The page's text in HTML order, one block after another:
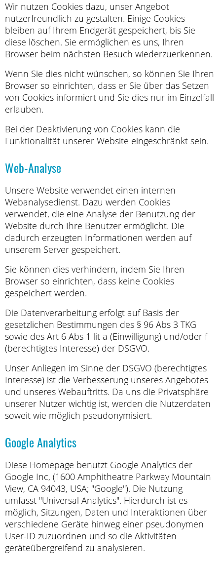
Wir nutzen Cookies dazu, unser Angebot
nutzerfreundlich zu gestalten. Einige Cookies
bleiben auf Ihrem Endgerät gespeichert, bis Sie
diese löschen. Sie ermöglichen es uns, Ihren
Browser beim nächsten Besuch wiederzuerkennen.
Wenn Sie dies nicht wünschen, so können Sie Ihren
Browser so einrichten, dass er Sie über das Setzen
von Cookies informiert und Sie dies nur im Einzelfall
erlauben.
Bei der Deaktivierung von Cookies kann die
Funktionalität unserer Website eingeschränkt sein.
Web-Analyse
Unsere Website verwendet einen internen
Webanalysedienst. Dazu werden Cookies
verwendet, die eine Analyse der Benutzung der
Website durch Ihre Benutzer ermöglicht. Die
dadurch erzeugten Informationen werden auf
unserem Server gespeichert.
Sie können dies verhindern, indem Sie Ihren
Browser so einrichten, dass keine Cookies
gespeichert werden.
Die Datenverarbeitung erfolgt auf Basis der
gesetzlichen Bestimmungen des § 96 Abs 3 TKG
sowie des Art 6 Abs 1 lit a (Einwilligung) und/oder f
(berechtigtes Interesse) der DSGVO.
Unser Anliegen im Sinne der DSGVO (berechtigtes
Interesse) ist die Verbesserung unseres Angebotes
und unseres Webauftritts. Da uns die Privatsphäre
unserer Nutzer wichtig ist, werden die Nutzerdaten
soweit wie möglich pseudonymisiert.
Google Analytics
Diese Homepage benutzt Google Analytics der
Google Inc, (1600 Amphitheatre Parkway Mountain
View, CA 94043, USA; "Google"). Die Nutzung
umfasst "Universal Analytics". Hierdurch ist es
möglich, Sitzungen, Daten und Interaktionen über
verschiedene Geräte hinweg einer pseudonymen
User-ID zuzuordnen und so die Aktivitäten
geräteübergreifend zu analysieren.